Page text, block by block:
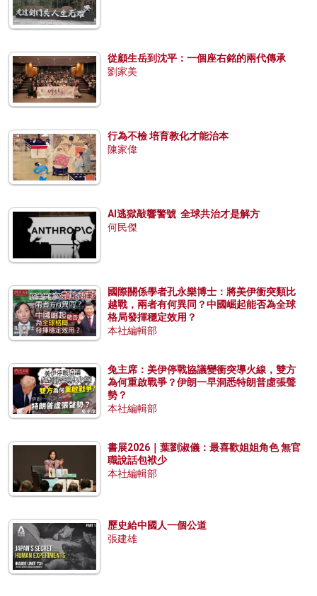
從顧生岳到沈平：一個座右銘的兩代傳承
劉家美
行為不檢 培育教化才能治本
陳家偉
AI逃獄敲響警號 全球共治才是解方
何民傑
國際關係學者孔永樂博士：將美伊衝突類比
越戰，兩者有何異同？中國崛起能否為全球
格局發揮穩定效用？
本社編輯部
兔主席：美伊停戰協議變衝突導火線，雙方
為何重啟戰爭？伊朗一早洞悉特朗普虛張聲
勢？
本社編輯部
書展2026｜葉劉淑儀：最喜歡姐姐角色 無官
職說話包袱少
本社編輯部
歷史給中國人一個公道
張建雄